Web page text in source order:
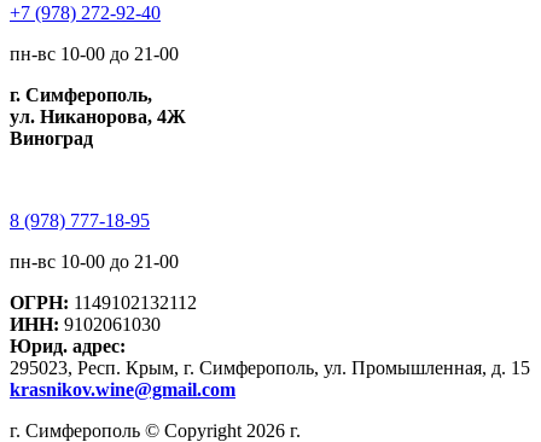
+7 (978) 272-92-40
пн-вс 10-00 до 21-00
г. Симферополь,
ул. Никанорова, 4Ж
Виноград
8 (978) 777-18-95
пн-вс 10-00 до 21-00
ОГРН: 1149102132112
ИНН: 9102061030
Юрид. адрес:
295023, Респ. Крым, г. Симферополь, ул. Промышленная, д. 15
krasnikov.wine@gmail.com
г. Симферополь © Copyright 2026 г.